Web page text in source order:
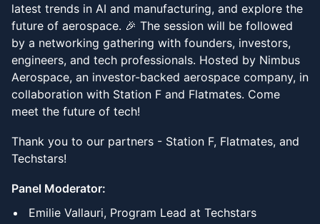
latest trends in AI and manufacturing, and explore the
future of aerospace. 🎉 The session will be followed
by a networking gathering with founders, investors,
engineers, and tech professionals. Hosted by Nimbus
Aerospace, an investor-backed aerospace company, in
collaboration with Station F and Flatmates. Come
meet the future of tech!
Thank you to our partners - Station F, Flatmates, and
Techstars!
Panel Moderator:
Emilie Vallauri, Program Lead at Techstars